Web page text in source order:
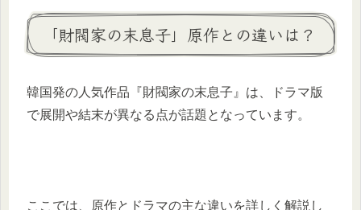
「財閥家の末息子」原作との違いは？
韓国発の人気作品『財閥家の末息子』は、ドラマ版
で展開や結末が異なる点が話題となっています。
ここでは、原作とドラマの主な違いを詳しく解説し